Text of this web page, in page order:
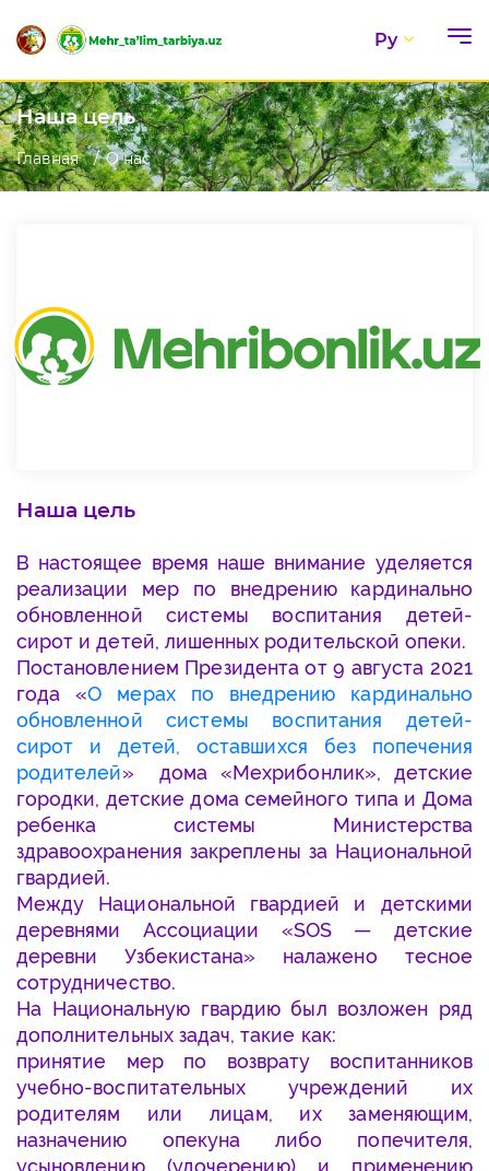
Ру
Наша цель
Главная О нас
Наша цель
В настоящее время наше внимание уделяется
реализации мер по внедрению кардинально
обновленной системы воспитания детей-
сирот и детей, лишенных родительской опеки.
Постановлением Президента от 9 августа 2021
года «О мерах по внедрению кардинально
обновленной системы воспитания детей-
сирот и детей, оставшихся без попечения
родителей» дома «Мехрибонлик», детские
городки, детские дома семейного типа и Дома
ребенка системы Министерства
здравоохранения закреплены за Национальной
гвардией.
Между Национальной гвардией и детскими
деревнями Ассоциации «SOS — детские
деревни Узбекистана» налажено тесное
сотрудничество.
На Национальную гвардию был возложен ряд
дополнительных задач, такие как:
принятие мер по возврату воспитанников
учебно-воспитательных учреждений их
родителям или лицам, их заменяющим,
назначению опекуна либо попечителя,
усыновлению (удочерению) и применению